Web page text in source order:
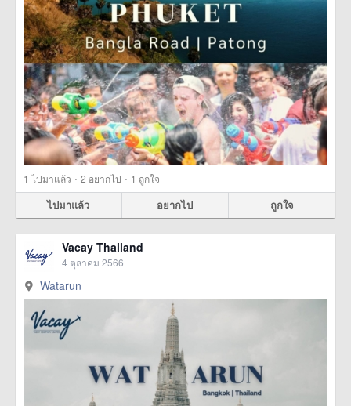
1 ไปมาแล้ว · 2 อยากไป · 1 ถูกใจ
ไปมาแล้ว อยากไป ถูกใจ
Vacay Thailand
4 ตุลาคม 2566
Watarun